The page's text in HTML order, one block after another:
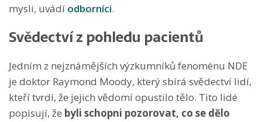
mysli, uvádí odborníci.
Svědectví z pohledu pacientů
Jedním z nejznámějších výzkumníků fenoménu NDE
je doktor Raymond Moody, který sbírá svědectví lidí,
kteří tvrdí, že jejich vědomí opustilo tělo. Tito lidé
popisují, že byli schopni pozorovat, co se dělo